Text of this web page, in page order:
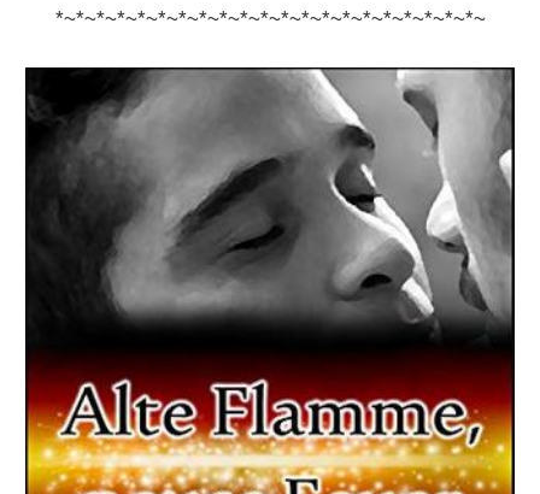
*~*~*~*~*~*~*~*~*~*~*~*~*~*~*~*~*~*~*~*~*~